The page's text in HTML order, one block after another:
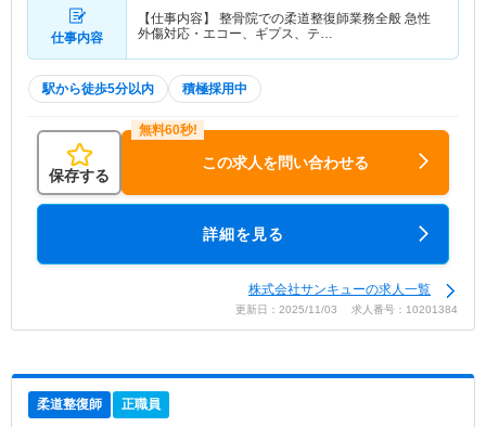
仕事内容
【仕事内容】 整骨院での柔道整復師業務全般 急性
外傷対応・エコー、ギプス、テ…
駅から徒歩5分以内 積極採用中
保存する
この求人を問い合わせる
詳細を見る
株式会社サンキューの求人一覧
更新日：2025/11/03 求人番号：10201384
柔道整復師 正職員